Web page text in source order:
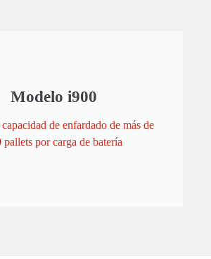
Modelo i900
de enfardado de más de
pallets por carga de batería